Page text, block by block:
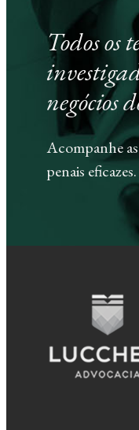
Todos os
negócios
Acompanhe
penais eficazes.